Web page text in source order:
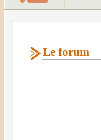
Le forum